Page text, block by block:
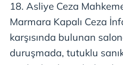
18. Asliye Ceza
Marmara Kapalı Ceza
karşısında bulunan
duruşmada, tutuklu